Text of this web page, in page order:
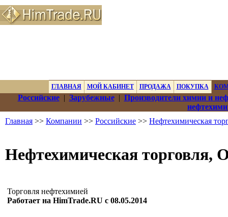
ГЛАВНАЯ МОЙ КАБИНЕТ ПРОДАЖА ПОКУПКА
Российские| Зарубежные| Производители химии и
Главная >> Компании >> Российские >> Нефтехимическая
Нефтехимическая торговля,
Торговля нефтехимией
Работает на HimTrade.RU с 08.05.2014